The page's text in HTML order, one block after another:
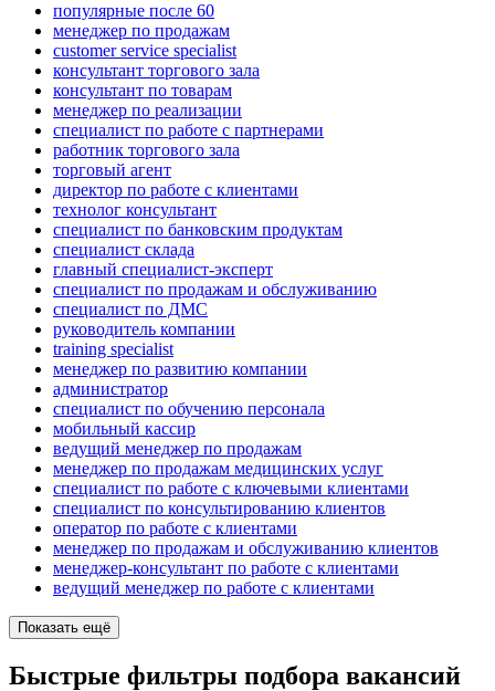
популярные после 60
менеджер по продажам
customer service specialist
консультант торгового зала
консультант по товарам
менеджер по реализации
специалист по работе с партнерами
работник торгового зала
торговый агент
директор по работе с клиентами
технолог консультант
специалист по банковским продуктам
специалист склада
главный специалист-эксперт
специалист по продажам и обслуживанию
специалист по ДМС
руководитель компании
training specialist
менеджер по развитию компании
администратор
специалист по обучению персонала
мобильный кассир
ведущий менеджер по продажам
менеджер по продажам медицинских услуг
специалист по работе с ключевыми клиентами
специалист по консультированию клиентов
оператор по работе с клиентами
менеджер по продажам и обслуживанию клиентов
менеджер-консультант по работе с клиентами
ведущий менеджер по работе с клиентами
Показать ещё
Быстрые фильтры подбора вакансий